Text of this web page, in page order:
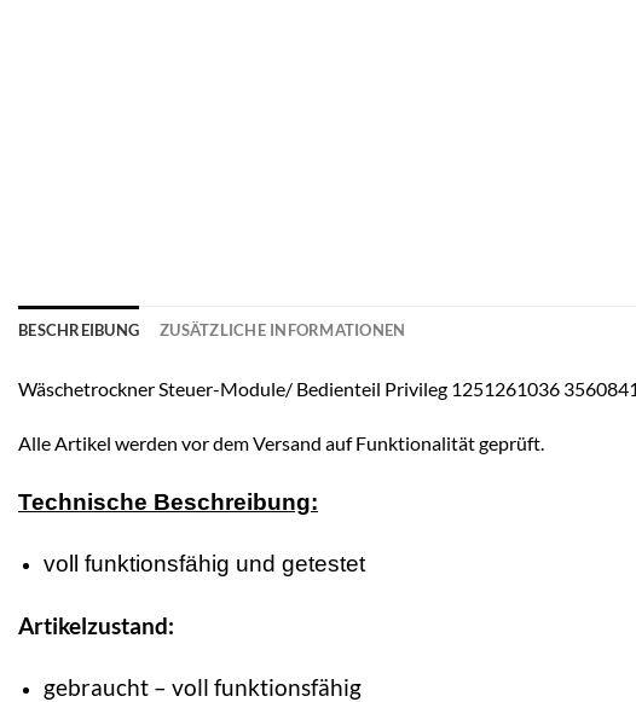
BESCHREIBUNG ZUSÄTZLICHE INFORMATIONEN
Wäschetrockner Steuer-Module/ Bedienteil Privileg 1251261036
Alle Artikel werden vor dem Versand auf Funktionalität geprüft.
Technische Beschreibung:
voll funktionsfähig und getestet
Artikelzustand:
gebraucht – voll funktionsfähig